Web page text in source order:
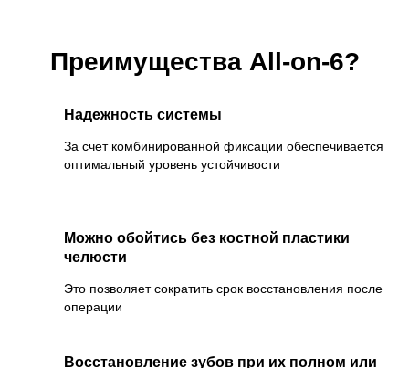
Преимущества All-on-6?
Надежность системы
За счет комбинированной фиксации обеспечивается
оптимальный уровень устойчивости
Можно обойтись без костной пластики
челюсти
Это позволяет сократить срок восстановления после
операции
Восстановление зубов при их полном или